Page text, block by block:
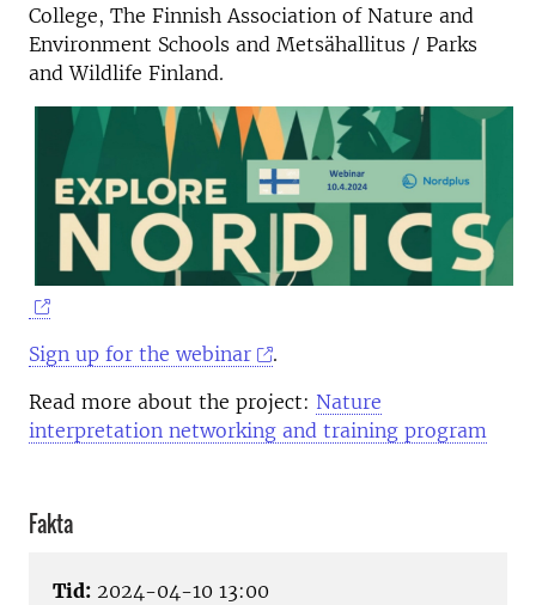
College, The Finnish Association of Nature and
Environment Schools and Metsähallitus / Parks
and Wildlife Finland.
Sign up for the webinar
.
Read more about the project: Nature
interpretation networking and training program
Fakta
Tid: 2024-04-10 13:00